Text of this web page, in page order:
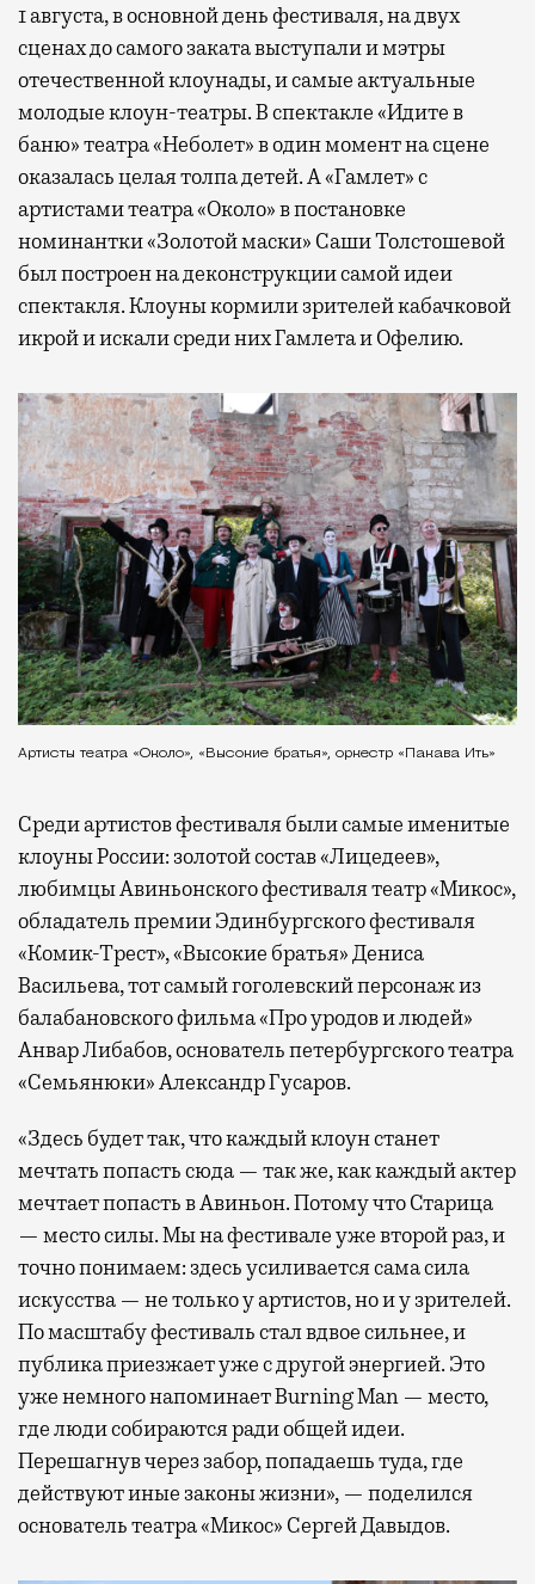
1 августа, в основной день фестиваля, на двух
сценах до самого заката выступали и мэтры
отечественной клоунады, и самые актуальные
молодые клоун-театры. В спектакле «Идите в
баню» театра «Неболет» в один момент на сцене
оказалась целая толпа детей. А «Гамлет» с
артистами театра «Около» в постановке
номинантки «Золотой маски» Саши Толстошевой
был построен на деконструкции самой идеи
спектакля. Клоуны кормили зрителей кабачковой
икрой и искали среди них Гамлета и Офелию.
Артисты театра «Около», «Высокие братья», оркестр «Пакава Ить»
Среди артистов фестиваля были самые именитые
клоуны России: золотой состав «Лицедеев»,
любимцы Авиньонского фестиваля театр «Микос»,
обладатель премии Эдинбургского фестиваля
«Комик-Трест», «Высокие братья» Дениса
Васильева, тот самый гоголевский персонаж из
балабановского фильма «Про уродов и людей»
Анвар Либабов, основатель петербургского театра
«Семьянюки» Александр Гусаров.
«Здесь будет так, что каждый клоун станет
мечтать попасть сюда — так же, как каждый актер
мечтает попасть в Авиньон. Потому что Старица
— место силы. Мы на фестивале уже второй раз, и
точно понимаем: здесь усиливается сама сила
искусства — не только у артистов, но и у зрителей.
По масштабу фестиваль стал вдвое сильнее, и
публика приезжает уже с другой энергией. Это
уже немного напоминает Burning Man — место,
где люди собираются ради общей идеи.
Перешагнув через забор, попадаешь туда, где
действуют иные законы жизни», — поделился
основатель театра «Микос» Сергей Давыдов.